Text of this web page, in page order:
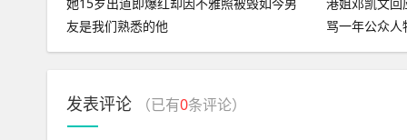
友是我们熟悉的他
骂一年公众人
发表评论 （已有0条评论）